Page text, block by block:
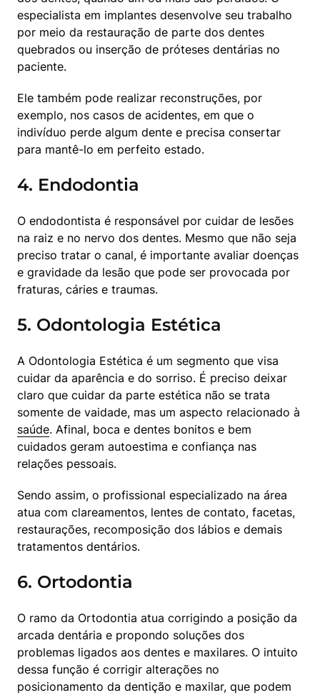
especialista em implantes desenvolve seu trabalho
por meio da restauração de parte dos dentes
quebrados ou inserção de próteses dentárias no
paciente.
Ele também pode realizar reconstruções, por
exemplo, nos casos de acidentes, em que o
indivíduo perde algum dente e precisa consertar
para mantê-lo em perfeito estado.
4. Endodontia
O endodontista é responsável por cuidar de lesões
na raiz e no nervo dos dentes. Mesmo que não seja
preciso tratar o canal, é importante avaliar doenças
e gravidade da lesão que pode ser provocada por
fraturas, cáries e traumas.
5. Odontologia Estética
A Odontologia Estética é um segmento que visa
cuidar da aparência e do sorriso. É preciso deixar
claro que cuidar da parte estética não se trata
saúde. Afinal, boca e dentes bonitos e bem
cuidados geram autoestima e confiança nas
relações pessoais.
Sendo assim, o profissional especializado na área
atua com clareamentos, lentes de contato, facetas,
restaurações, recomposição dos lábios e demais
tratamentos dentários.
6. Ortodontia
O ramo da Ortodontia atua corrigindo a posição da
arcada dentária e propondo soluções dos
problemas ligados aos dentes e maxilares. O intuito
dessa função é corrigir alterações no
posicionamento da dentição e maxilar, que podem